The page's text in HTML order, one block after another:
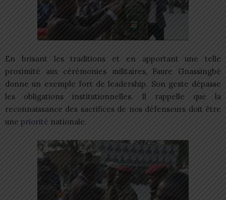
En brisant les traditions et en apportant une telle
proximité aux cérémonies militaires, Faure Gnassingbé
donne un exemple fort de leadership. Son geste dépasse
les obligations institutionnelles. Il rappelle que la
reconnaissance des sacrifices de nos défenseurs doit être
une priorité nationale.